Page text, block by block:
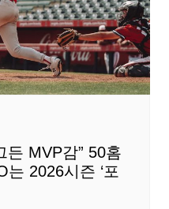
든 MVP감” 50홈
2026시즌 ‘포